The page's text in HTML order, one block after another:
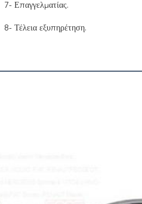
7- Επαγγελματίας.
8- Τέλεια εξυπηρέτηση.